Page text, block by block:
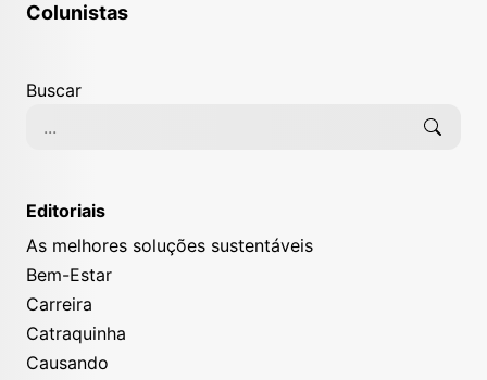
Colunistas
Buscar
Editoriais
As melhores soluções sustentáveis
Bem-Estar
Carreira
Catraquinha
Causando